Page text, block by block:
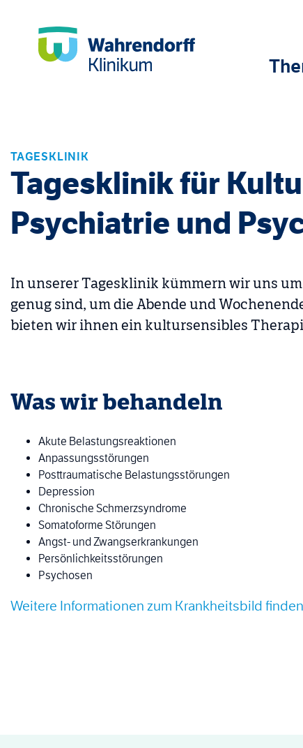
TAGESKLINIK
Tagesklinik für
Psychiatrie und
In unserer Tagesklinik kümmern wir uns
genug sind, um die Abende und
bieten wir ihnen ein kultursensibles
Was wir behandeln
Akute Belastungsreaktionen
Anpassungsstörungen
Posttraumatische Belastungsstörungen
Depression
Chronische Schmerzsyndrome
Somatoforme Störungen
Angst- und Zwangserkrankungen
Persönlichkeitsstörungen
Psychosen
Weitere Informationen zum Krankheitsbild